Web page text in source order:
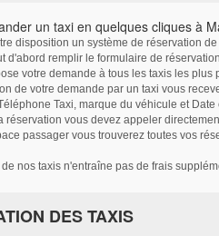
un taxi en quelques cliques à
disposition un système de réservation
d'abord remplir le formulaire de
votre demande à tous les taxis les plus
de votre demande par un taxi vous
Taxi, marque du véhicule et Date
vous devez appeler
passager vous trouverez toutes vos
nos taxis n'entraîne pas de frais
DES TAXIS